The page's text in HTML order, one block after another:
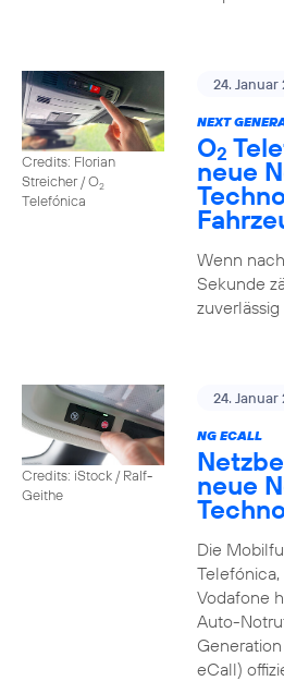
Credits: Florian
Streicher / O2
Telefónica
24. Januar
NEXT
O2
neue
Wenn
Sekunde
Credits: iStock / Ralf-
Geithe
24. Januar
NG ECALL
neue
Die
Vodafone
Auto-
eCall)